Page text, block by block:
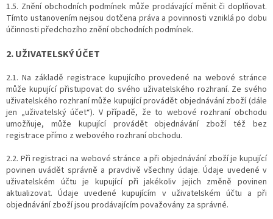
1.5. Znění obchodních podmínek může prodávající měnit či doplňovat.
Tímto ustanovením nejsou dotčena práva a povinnosti vzniklá po dobu
účinnosti předchozího znění obchodních podmínek.
2. UŽIVATELSKÝ ÚČET
2.1. Na základě registrace kupujícího provedené na webové stránce
může kupující přistupovat do svého uživatelského rozhraní. Ze svého
uživatelského rozhraní může kupující provádět objednávání zboží (dále
jen „uživatelský účet“). V případě, že to webové rozhraní obchodu
umožňuje, může kupující provádět objednávání zboží též bez
registrace přímo z webového rozhraní obchodu.
2.2. Při registraci na webové stránce a při objednávání zboží je kupující
povinen uvádět správně a pravdivě všechny údaje. Údaje uvedené v
uživatelském účtu je kupující při jakékoliv jejich změně povinen
aktualizovat. Údaje uvedené kupujícím v uživatelském účtu a při
objednávání zboží jsou prodávajícím považovány za správné.